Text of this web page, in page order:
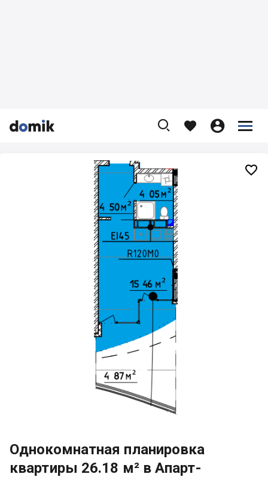


    


Однокомнатная планировка
квартиры 26.18 м² в Апарт-
